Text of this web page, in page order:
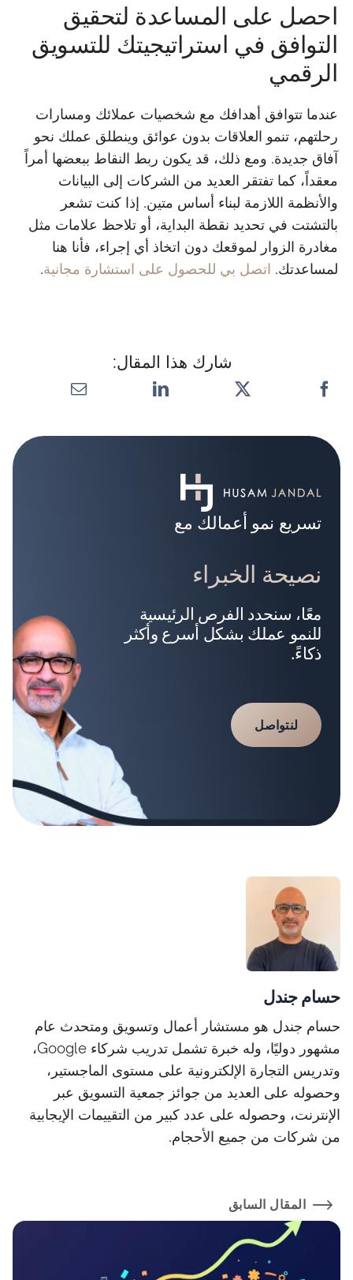
احصل على المساعدة لتحقيق
التوافق في استراتيجيتك للتسويق
الرقمي
عندما تتوافق أهدافك مع شخصيات عملائك ومسارات
رحلتهم، تنمو العلاقات بدون عوائق وينطلق عملك نحو
آفاق جديدة. ومع ذلك، قد يكون ربط النقاط ببعضها أمراً
معقداً، كما تفتقر العديد من الشركات إلى البيانات
والأنظمة اللازمة لبناء أساس متين. إذا كنت تشعر
بالتشتت في تحديد نقطة البداية، أو تلاحظ علامات مثل
مغادرة الزوار لموقعك دون اتخاذ أي إجراء، فأنا هنا
لمساعدتك. اتصل بي للحصول على استشارة مجانية.
شارك هذا المقال:
تسريع نمو أعمالك مع
نصيحة الخبراء
معًا، سنحدد الفرص الرئيسية
للنمو عملك بشكل أسرع وأكثر
ذكاءً.
لنتواصل
حسام جندل
حسام جندل هو مستشار أعمال وتسويق ومتحدث عام
مشهور دوليًا، وله خبرة تشمل تدريب شركاء Google،
وتدريس التجارة الإلكترونية على مستوى الماجستير،
وحصوله على العديد من جوائز جمعية التسويق عبر
الإنترنت، وحصوله على عدد كبير من التقييمات الإيجابية
من شركات من جميع الأحجام.
المقال السابق